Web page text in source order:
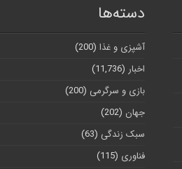
دسته‌ها
آشپزی و غذا (200)
اخبار (11,736)
بازی و سرگرمی (200)
جهان (202)
سبک زندگی (63)
فناوری (115)